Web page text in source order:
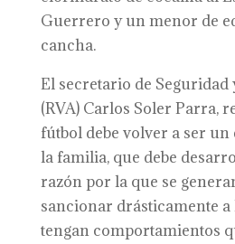
Guerrero y un menor de
cancha.
El secretario de Seguridad
(RVA) Carlos Soler Parra,
fútbol debe volver a ser un
la familia, que debe
razón por la que se
sancionar drásticamente
tengan comportamientos